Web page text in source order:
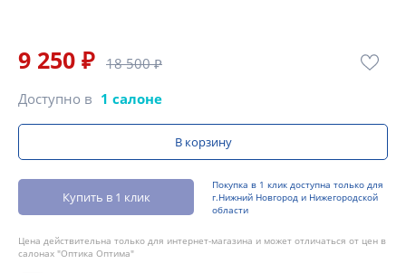
9 250 ₽ 18 500 ₽
Доступно в 1 салоне
В корзину
Купить в 1 клик
Покупка в 1 клик доступна только для
г.Нижний Новгород и Нижегородской
области
Цена действительна только для интернет-магазина и может отличаться от цен в
салонах "Оптика Оптима"